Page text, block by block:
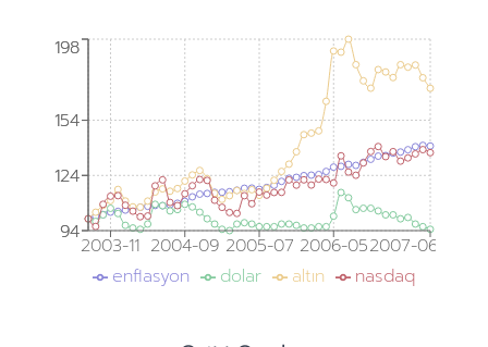
2003-11 2004-09 2005-07 2006-052007-06
94
124
154
198
94
124
154
198
enflasyon dolar altın nasdaq